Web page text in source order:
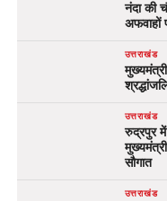
नंदा की
अफवाहों
उत्तराखंड
मुख्यमंत्री
उत्तराखंड
रुद्रपुर
सौगात
उत्तराखंड